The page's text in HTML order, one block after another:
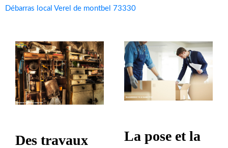
Débarras local Verel de montbel 73330
Des travaux
La pose et la